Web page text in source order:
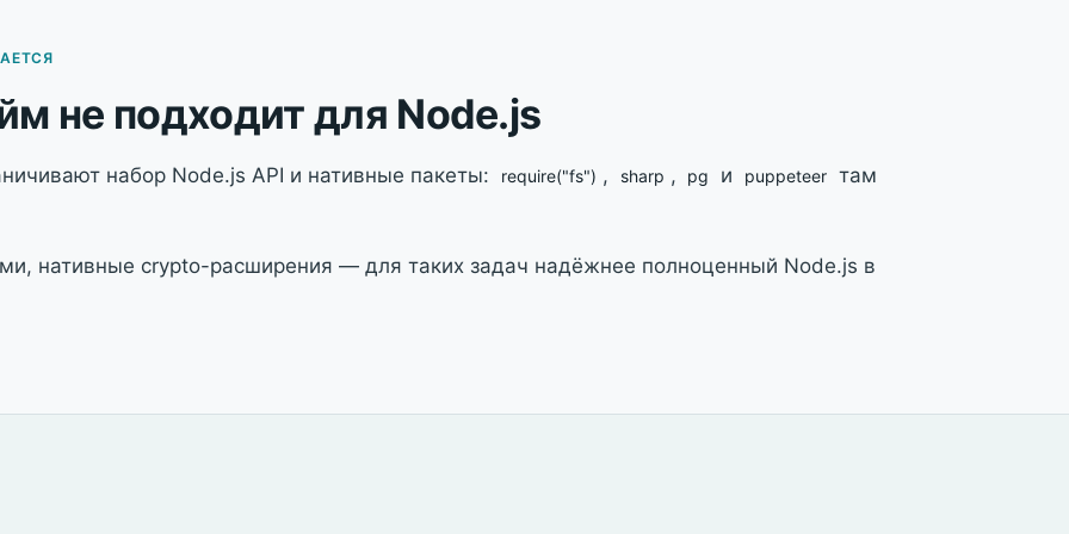
не подходит для Node.js
набор Node.js API и нативные пакеты: require("fs") , sharp , pg и puppeteer там
нативные crypto-расширения — для таких задач надёжнее полноценный Node.js в